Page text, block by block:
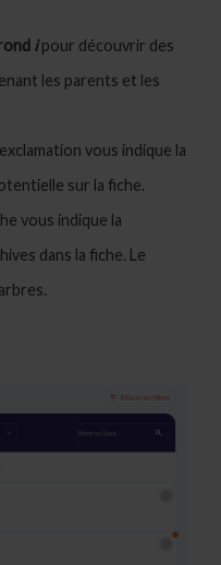
ipour découvrir des
les parents et les
vous indique la
sur la fiche.
vous indique la
dans la fiche. Le